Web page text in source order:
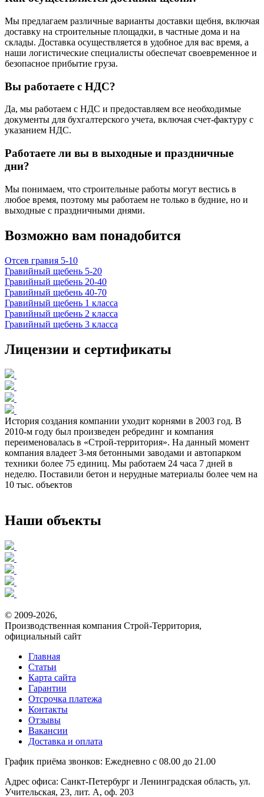
Мы предлагаем различные варианты доставки щебня, включая
доставку на строительные площадки, в частные дома и на
склады. Доставка осуществляется в удобное для вас время, а
наши логистические специалисты обеспечат своевременное и
безопасное прибытие груза.
Вы работаете с НДС?
Да, мы работаем с НДС и предоставляем все необходимые
документы для бухгалтерского учета, включая счет-фактуру с
указанием НДС.
Работаете ли вы в выходные и праздничные
дни?
Мы понимаем, что строительные работы могут вестись в
любое время, поэтому мы работаем не только в будние, но и
выходные с праздничными днями.
Возможно вам понадобится
Отсев гравия 5-10
Гравийный щебень 5-20
Гравийный щебень 20-40
Гравийный щебень 40-70
Гравийный щебень 1 класса
Гравийный щебень 2 класса
Гравийный щебень 3 класса
Лицензии и сертификаты
История создания компании уходит корнями в 2003 год. В
2010-м году был произведен ребрединг и компания
переименовалась в «Строй-территория». На данный момент
компания владеет 3-мя бетонными заводами и автопарком
техники более 75 единиц. Мы работаем 24 часа 7 дней в
неделю. Поставили бетон и нерудные материалы более чем на
10 тыс. объектов
Наши объекты
© 2009-2026,
Производственная компания Строй-Территория,
официальный сайт
Главная
Статьи
Карта сайта
Гарантии
Отсрочка платежа
Контакты
Отзывы
Вакансии
Доставка и оплата
График приёма звонков: Ежедневно с 08.00 до 21.00
Адрес офиса: Санкт-Петербург и Ленинградская область, ул.
Учительская, 23, лит. А, оф. 203